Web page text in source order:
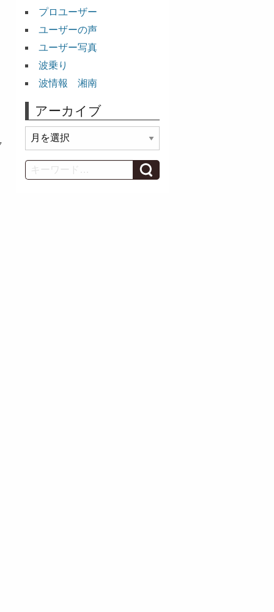
プロユーザー
ユーザーの声
ユーザー写真
波乗り
波情報 湘南
アーカイブ
ー
カ
イ
Search